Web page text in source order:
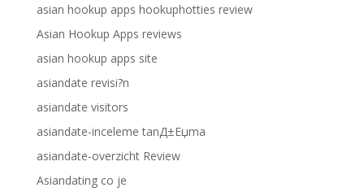
asian hookup apps hookuphotties review
Asian Hookup Apps reviews
asian hookup apps site
asiandate revisi?n
asiandate visitors
asiandate-inceleme tanД±Еџma
asiandate-overzicht Review
Asiandating co je